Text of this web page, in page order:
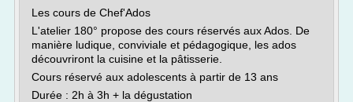
Les cours de Chef'Ados
L'atelier 180° propose des cours réservés aux Ados. De
manière ludique, conviviale et pédagogique, les ados
découvriront la cuisine et la pâtisserie.
Cours réservé aux adolescents à partir de 13 ans
Durée : 2h à 3h + la dégustation